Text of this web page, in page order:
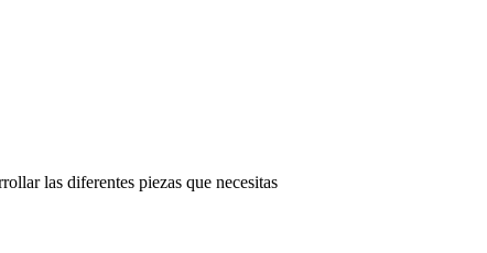
las diferentes piezas que necesitas